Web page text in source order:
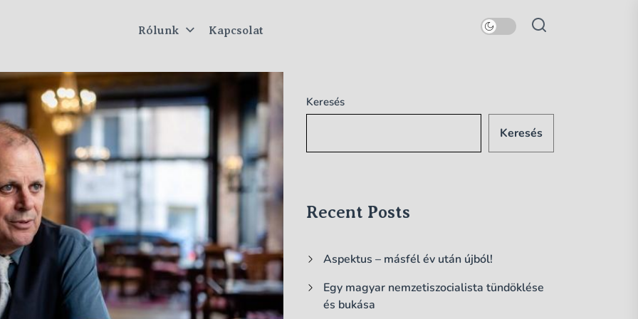
Rólunk Kapcsolat
Keresés
Keresés
Recent Posts
Aspektus – másfél év után újból!
Egy magyar nemzetiszocialista tündöklése
és bukása